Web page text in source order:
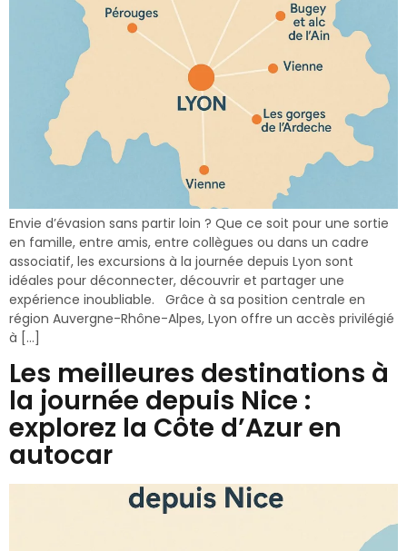
Envie d’évasion sans partir loin ? Que ce soit pour une sortie
en famille, entre amis, entre collègues ou dans un cadre
associatif, les excursions à la journée depuis Lyon sont
idéales pour déconnecter, découvrir et partager une
expérience inoubliable. Grâce à sa position centrale en
région Auvergne-Rhône-Alpes, Lyon offre un accès privilégié
à […]
Les meilleures destinations à
la journée depuis Nice :
explorez la Côte d’Azur en
autocar